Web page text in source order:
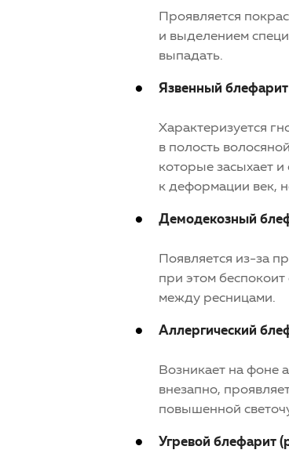
Проявляется
и выделением
выпадать.
Язвенный блефарит
Характеризуется
в полость
которые засыхает
к деформации век,
Демодекозный
Появляется из-за
при этом
между ресницами.
Аллергический
Возникает на фоне
внезапно,
повышенной
Угревой блефарит